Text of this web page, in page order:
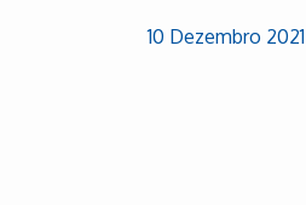
10 Dezembro 2021